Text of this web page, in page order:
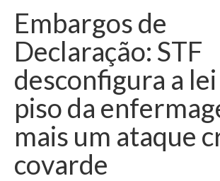
Embargos de
Declaração: STF
desconfigura a
piso da
mais um ataque
covarde